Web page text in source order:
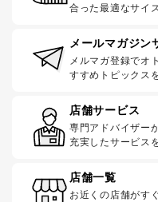
合った最適なサイ
メールマガジン
メルマガ登録でオ
すすめトピックス
店舗サービス
専門アドバイザー
充実したサービス
店舗一覧
お近くの店舗がす